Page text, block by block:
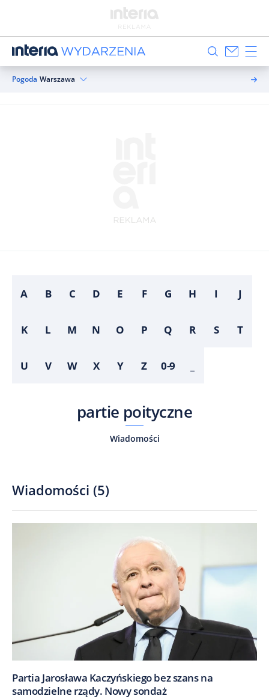
Pogoda Warszawa
A B C D E F G H I J
K L M N O P Q R S T
U V W X Y Z 0-9
partie poityczne
Wiadomości
Wiadomości (5)
Partia Jarosława Kaczyńskiego bez szans na
samodzielne rządy. Nowy sondaż